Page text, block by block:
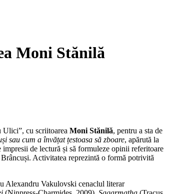
Moni Stănilă
cu scriitoarea Moni Stănilă, pentru a sta de
sau cum a învățat țestoasa să zboare, apărută la
de lectură și să formuleze opinii referitoare
Activitatea reprezintă o formă potrivită
Alexandru Vakulovski cenaclul literar